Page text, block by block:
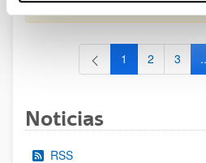
al 30/07/2026 (ambos incluídos)
Página
1 Página
2 3
Noticias
RSS